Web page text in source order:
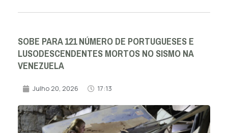
SOBE PARA 121 NÚMERO DE PORTUGUESES E
LUSODESCENDENTES MORTOS NO SISMO NA
VENEZUELA
Julho 20, 2026 17:13